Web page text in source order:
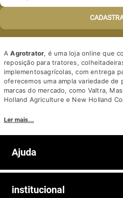
AAgrotrator, é uma loja online que
reposição para tratores,
implementosagrícolas, com entrega
oferecemos uma ampla variedade de
marcas do mercado, como Valtra,
Holland Agriculture e New Holland
competitivos. Nós também
personalizado, com equipe de
Somos a solução ideal para quem
Ler mais...
Ajuda
Prazos e entregas
institucional